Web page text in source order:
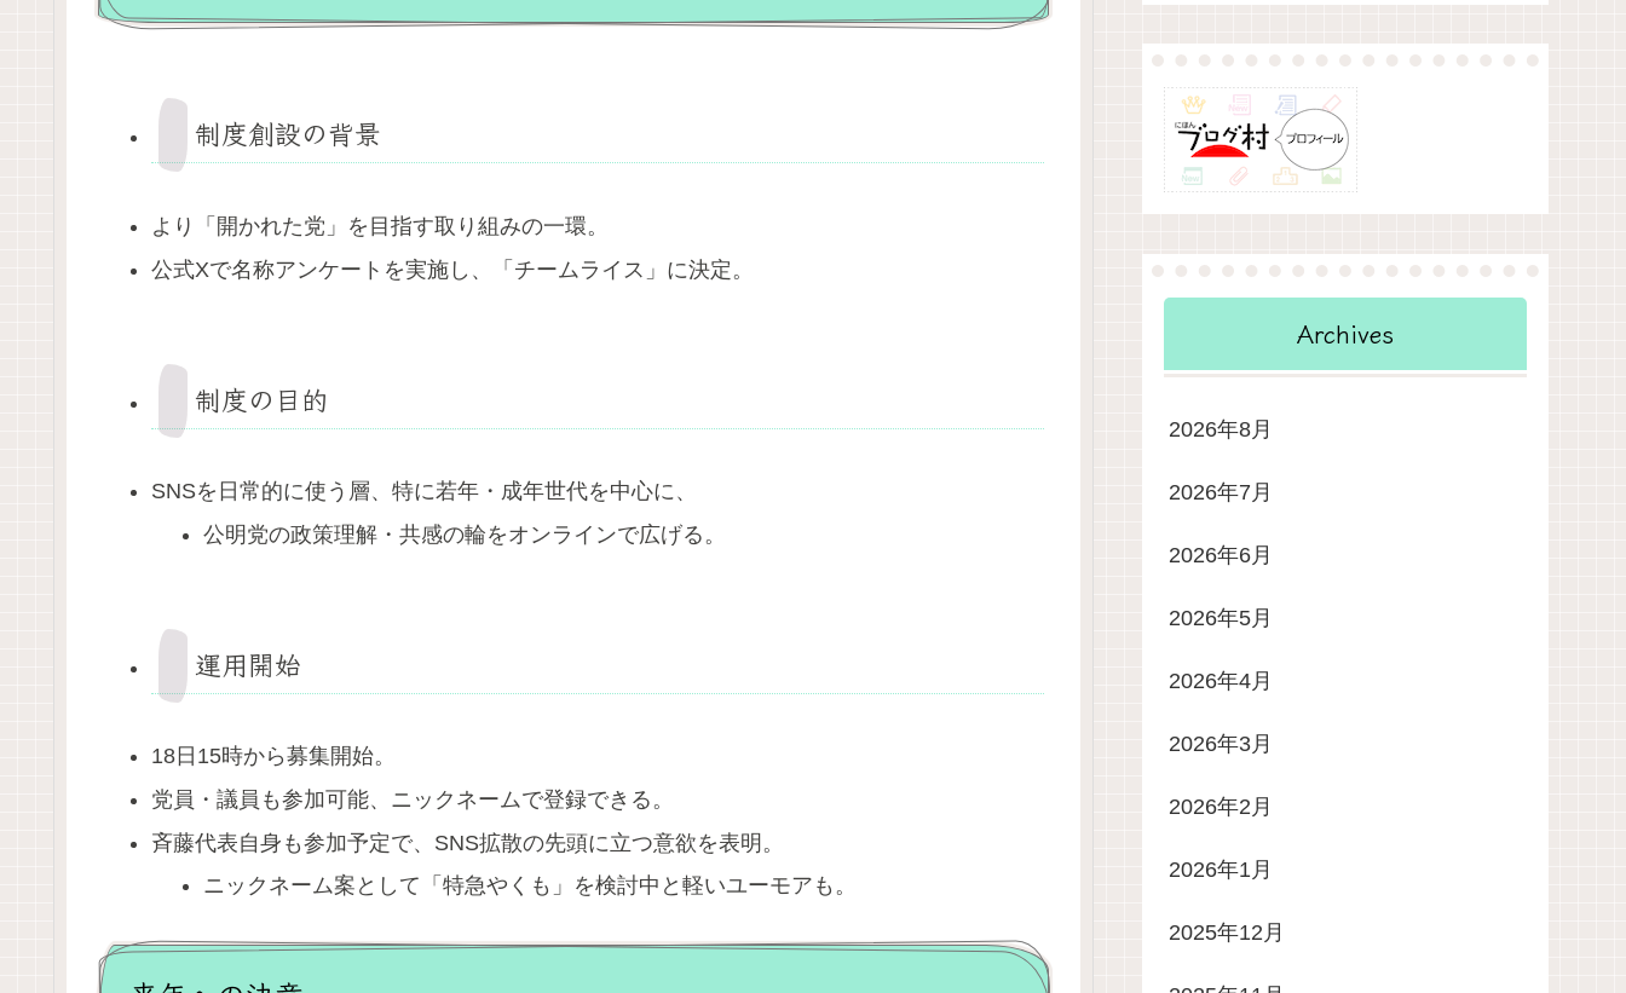
制度創設の背景
より「開かれた党」を目指す取り組みの一環。
公式Xで名称アンケートを実施し、「チームライス」に決定。
制度の目的
SNSを日常的に使う層、特に若年・成年世代を中心に、
公明党の政策理解・共感の輪をオンラインで広げる。
運用開始
18日15時から募集開始。
党員・議員も参加可能、ニックネームで登録できる。
斉藤代表自身も参加予定で、SNS拡散の先頭に立つ意欲を表明。
ニックネーム案として「特急やくも」を検討中と軽いユーモアも。
Archives
2026年8月
2026年7月
2026年6月
2026年5月
2026年4月
2026年3月
2026年2月
2026年1月
2025年12月